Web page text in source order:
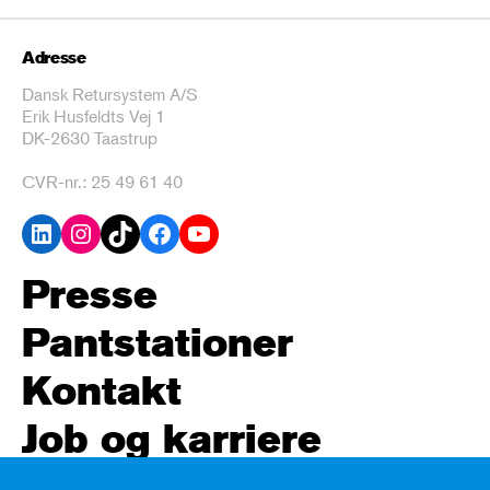
Adresse
Dansk Retursystem A/S
Erik Husfeldts Vej 1
DK-2630 Taastrup
CVR-nr.: 25 49 61 40
LinkedIn
Instagram
TikTokFacebook
YouTube
Presse
Pantstationer
Kontakt
Job og karriere